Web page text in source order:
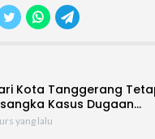
Kota Tanggerang
Kasus Dugaan…
yang lalu